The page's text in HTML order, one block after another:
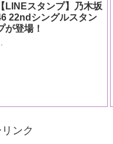
【LINEスタンプ】乃木坂
22ndシングルスタン
が登場！
ンク